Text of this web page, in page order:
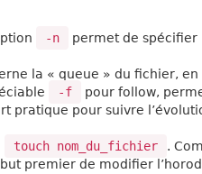
-n
permet de spécifier
la « queue » du fichier,
-f
pour follow,
pratique pour suivre
touch nom_du_fichier
.
premier de modifier